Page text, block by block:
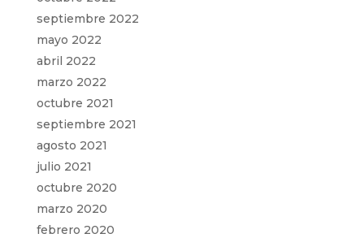
septiembre 2022
mayo 2022
abril 2022
marzo 2022
octubre 2021
septiembre 2021
agosto 2021
julio 2021
octubre 2020
marzo 2020
febrero 2020